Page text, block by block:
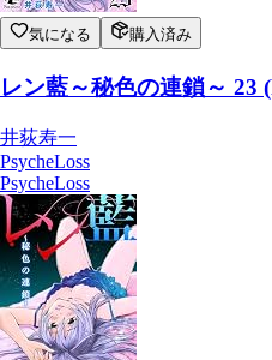
気になる 購入済み
レン藍～秘色の連鎖～ 23
井荻寿一
PsycheLoss
PsycheLoss